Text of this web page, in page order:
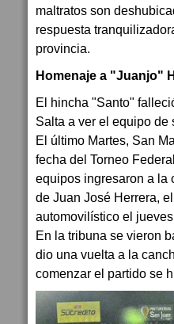
maltratos son
respuesta
provincia.
Homenaje a "Juanjo"
El hincha "Santo"
Salta a ver el equipo de
El último Martes, San
fecha del Torneo
equipos ingresaron a la
de Juan José Herrera,
automovilístico el
En la tribuna se vieron
dio una vuelta a la
comenzar el partido se